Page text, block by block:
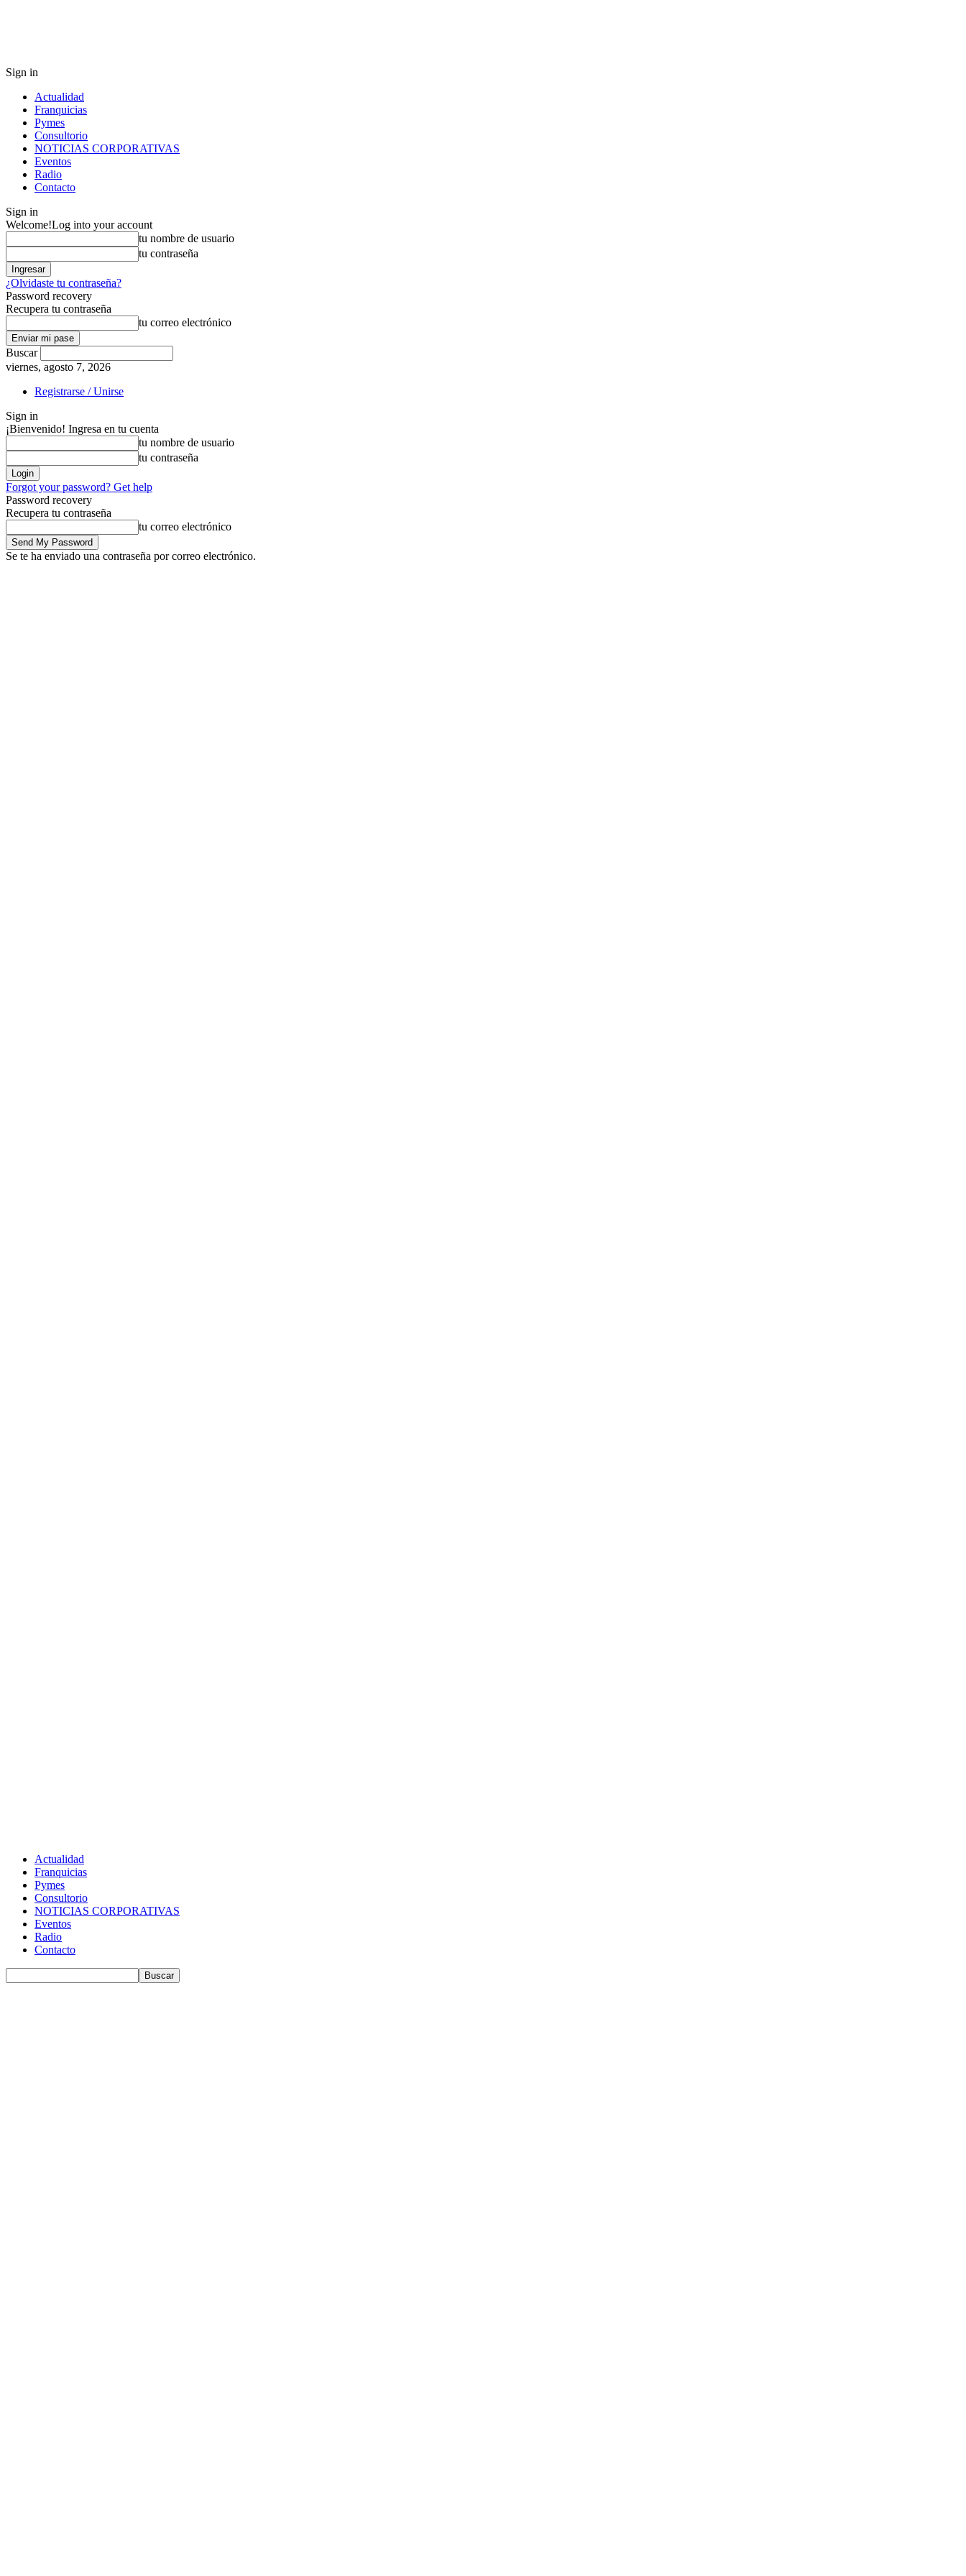
Sign in
Actualidad
Franquicias
Pymes
Consultorio
NOTICIAS CORPORATIVAS
Eventos
Radio
Contacto
Sign in
Welcome!Log into your account
tu nombre de usuario
tu contraseña
¿Olvidaste tu contraseña?
Password recovery
Recupera tu contraseña
tu correo electrónico
Buscar
viernes, agosto 7, 2026
Registrarse / Unirse
Sign in
¡Bienvenido! Ingresa en tu cuenta
tu nombre de usuario
tu contraseña
Forgot your password? Get help
Password recovery
Recupera tu contraseña
tu correo electrónico
Se te ha enviado una contraseña por correo electrónico.
Actualidad
Franquicias
Pymes
Consultorio
NOTICIAS CORPORATIVAS
Eventos
Radio
Contacto